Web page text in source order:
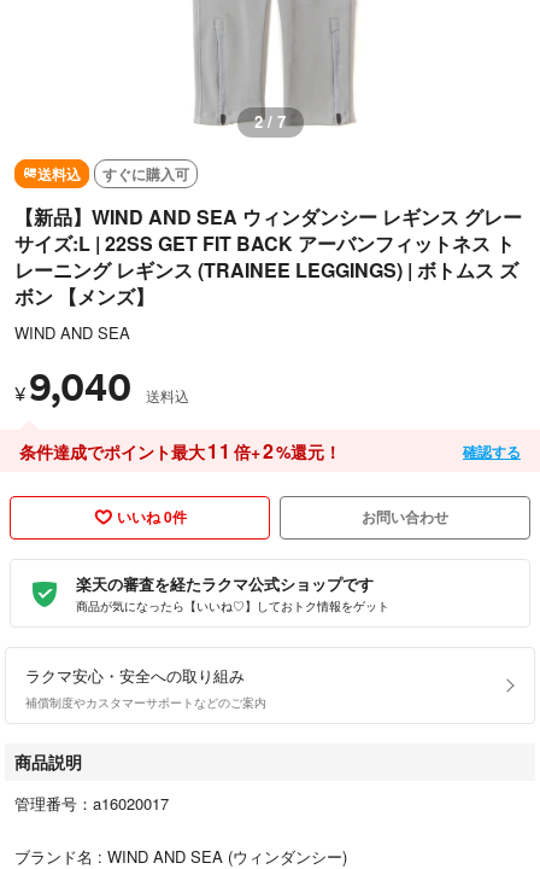
3 / 7
送料込 すぐに購入可
【新品】WIND AND SEA ウィンダンシー レギンス グレー
サイズ:L | 22SS GET FIT BACK アーバンフィットネス ト
レーニング レギンス (TRAINEE LEGGINGS) | ボトムス ズ
ボン 【メンズ】
WIND AND SEA
¥ 9,040 送料込
条件達成でポイント最大11 倍+2%還元！ 確認する
いいね 0件 お問い合わせ
楽天の審査を経たラクマ公式ショップです
商品が気になったら【いいね♡】しておトク情報をゲット
ラクマ安心・安全への取り組み
補償制度やカスタマーサポートなどのご案内
商品説明
管理番号：a16020017
ブランド名 : WIND AND SEA (ウィンダンシー)